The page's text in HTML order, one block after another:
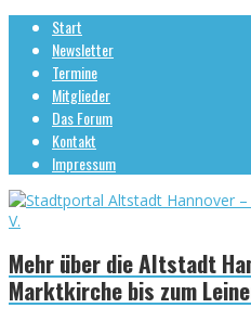
Start
Newsletter
Termine
Mitglieder
Das Forum
Kontakt
Impressum
Mehr über die Altstadt
Marktkirche bis zum